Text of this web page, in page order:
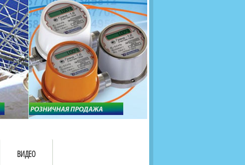
Предлагаем взаимовыгодное
сотрудничество
монтажникам газового
оборудования. Если Вы
занимаетесь установкой
газового оборудования, мы
предлагаем Вам оптовые
цены и документарное
сопровождение Ваших
продаж (берем всю
бухгалтерию "на себя")
ВИДЕО